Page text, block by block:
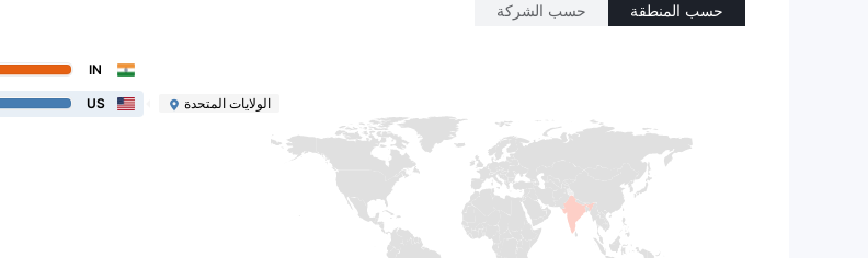
حسب المنطقة حسب الشركة
IN
الولايات المتحدة US